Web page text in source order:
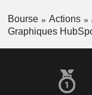
Bourse Actions
Graphiques